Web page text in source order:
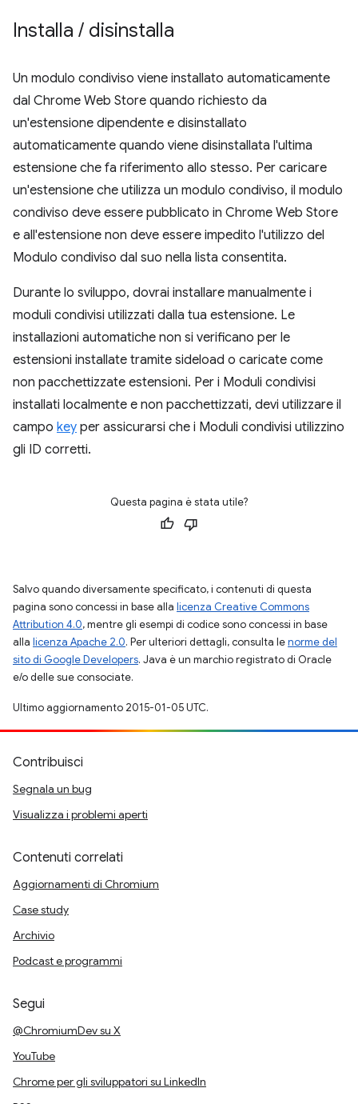
Installa / disinstalla
Un modulo condiviso viene installato automaticamente
dal Chrome Web Store quando richiesto da
un'estensione dipendente e disinstallato
automaticamente quando viene disinstallata l'ultima
estensione che fa riferimento allo stesso. Per caricare
un'estensione che utilizza un modulo condiviso, il modulo
condiviso deve essere pubblicato in Chrome Web Store
e all'estensione non deve essere impedito l'utilizzo del
Modulo condiviso dal suo nella lista consentita.
Durante lo sviluppo, dovrai installare manualmente i
moduli condivisi utilizzati dalla tua estensione. Le
installazioni automatiche non si verificano per le
estensioni installate tramite sideload o caricate come
non pacchettizzate estensioni. Per i Moduli condivisi
installati localmente e non pacchettizzati, devi utilizzare il
campo key per assicurarsi che i Moduli condivisi utilizzino
gli ID corretti.
Questa pagina è stata utile?
Salvo quando diversamente specificato, i contenuti di questa
pagina sono concessi in base alla licenza Creative Commons
Attribution 4.0, mentre gli esempi di codice sono concessi in base
alla licenza Apache 2.0. Per ulteriori dettagli, consulta lenorme del
sito di Google Developers. Java è un marchio registrato di Oracle
e/o delle sue consociate.
Ultimo aggiornamento 2015-01-05 UTC.
Contribuisci
Segnala un bug
Visualizza i problemi aperti
Contenuti correlati
Aggiornamenti di Chromium
Case study
Archivio
Podcast e programmi
Segui
@ChromiumDev su X
YouTube
Chrome per gli sviluppatori su LinkedIn